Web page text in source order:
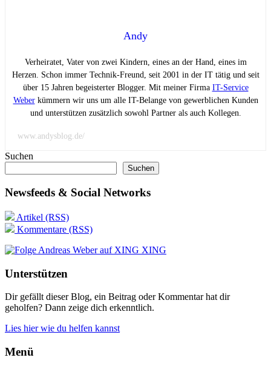
Andy
Verheiratet, Vater von zwei Kindern, eines an der Hand, eines im
Herzen. Schon immer Technik-Freund, seit 2001 in der IT tätig und seit
über 15 Jahren begeisterter Blogger. Mit meiner Firma IT-Service
Weberkümmern wir uns um alle IT-Belange von gewerblichen Kunden
und unterstützen zusätzlich sowohl Partner als auch Kollegen.
www.andysblog.de/
Suchen
Suchen
Newsfeeds & Social Networks
Artikel (RSS)
Kommentare (RSS)
XING
Unterstützen
Dir gefällt dieser Blog, ein Beitrag oder Kommentar hat dir
geholfen? Dann zeige dich erkenntlich.
Lies hier wie du helfen kannst
Menü